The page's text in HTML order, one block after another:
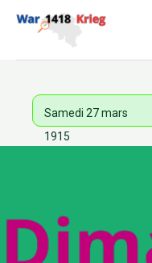
Samedi 27 mars
1915